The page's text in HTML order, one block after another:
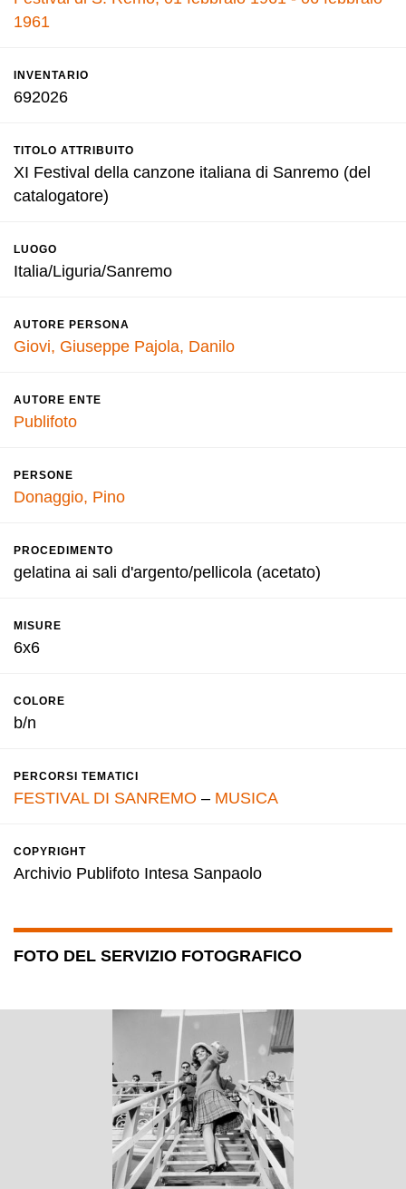
1961
INVENTARIO
692026
TITOLO ATTRIBUITO
XI Festival della canzone italiana di Sanremo (del
catalogatore)
LUOGO
Italia/Liguria/Sanremo
AUTORE PERSONA
Giovi, Giuseppe Pajola, Danilo
AUTORE ENTE
Publifoto
PERSONE
Donaggio, Pino
PROCEDIMENTO
gelatina ai sali d'argento/pellicola (acetato)
MISURE
6x6
COLORE
b/n
PERCORSI TEMATICI
FESTIVAL DI SANREMO – MUSICA
COPYRIGHT
Archivio Publifoto Intesa Sanpaolo
FOTO DEL SERVIZIO FOTOGRAFICO